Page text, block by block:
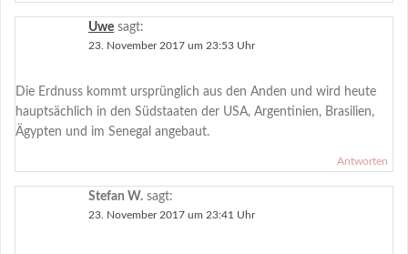
Uwe sagt:
23. November 2017 um 23:53 Uhr
Die Erdnuss kommt ursprünglich aus den Anden und wird heute
hauptsächlich in den Südstaaten der USA, Argentinien, Brasilien,
Ägypten und im Senegal angebaut.
Antworten
Stefan W. sagt:
23. November 2017 um 23:41 Uhr